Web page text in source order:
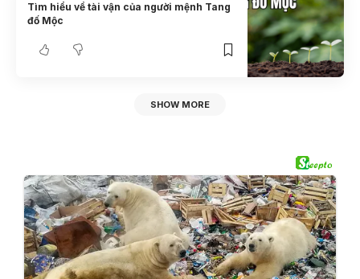
Tìm hiểu về tài vận của người mệnh Tang
đố Mộc
SHOW MORE